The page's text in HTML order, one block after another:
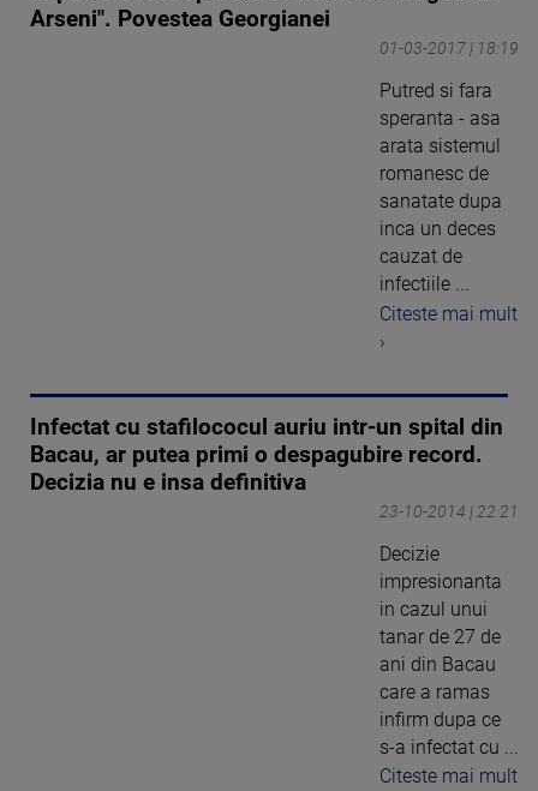
Arseni". Povestea Georgianei
01-03-2017 | 18:19
Putred si fara
speranta - asa
arata sistemul
romanesc de
sanatate dupa
inca un deces
cauzat de
infectiile ...
Citeste mai mult
›
Infectat cu stafilococul auriu intr-un spital din
Bacau, ar putea primi o despagubire record.
Decizia nu e insa definitiva
23-10-2014 | 22:21
Decizie
impresionanta
in cazul unui
tanar de 27 de
ani din Bacau
care a ramas
infirm dupa ce
s-a infectat cu ...
Citeste mai mult